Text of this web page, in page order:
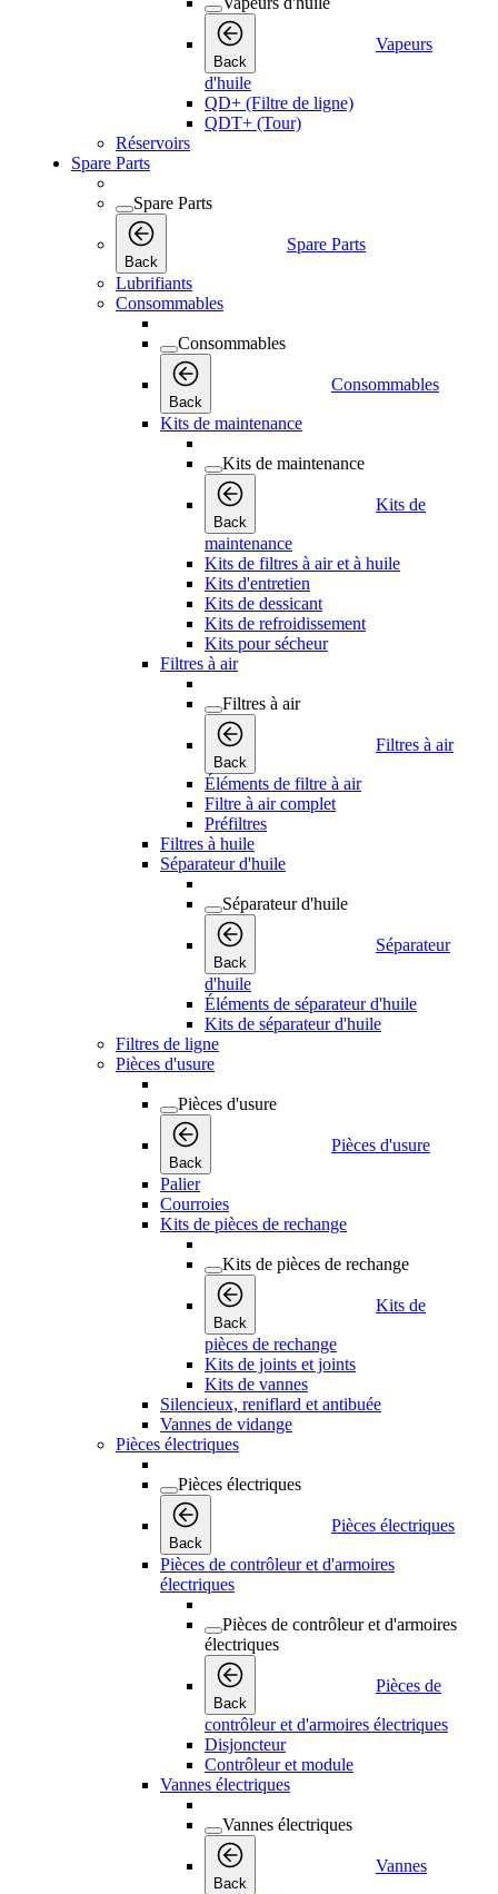
Back
Vapeurs
d'huile
QD+ (Filtre de ligne)
QDT+ (Tour)
Réservoirs
Spare Parts
Spare Parts
Back
Spare Parts
Lubrifiants
Consommables
Consommables
Back
Consommables
Kits de maintenance
Kits de maintenance
Back
Kits de
maintenance
Kits de filtres à air et à huile
Kits d'entretien
Kits de dessicant
Kits de refroidissement
Kits pour sécheur
Filtres à air
Filtres à air
Back
Filtres à air
Éléments de filtre à air
Filtre à air complet
Préfiltres
Filtres à huile
Séparateur d'huile
Séparateur d'huile
Back
Séparateur
d'huile
Éléments de séparateur d'huile
Kits de séparateur d'huile
Filtres de ligne
Pièces d'usure
Pièces d'usure
Back
Pièces d'usure
Palier
Courroies
Kits de pièces de rechange
Kits de pièces de rechange
Back
Kits de
pièces de rechange
Kits de joints et joints
Kits de vannes
Silencieux, reniflard et antibuée
Vannes de vidange
Pièces électriques
Pièces électriques
Back
Pièces électriques
Pièces de contrôleur et d'armoires
électriques
Pièces de contrôleur et d'armoires
électriques
Back
Pièces de
contrôleur et d'armoires électriques
Disjoncteur
Contrôleur et module
Vannes électriques
Vannes électriques
Back
Vannes